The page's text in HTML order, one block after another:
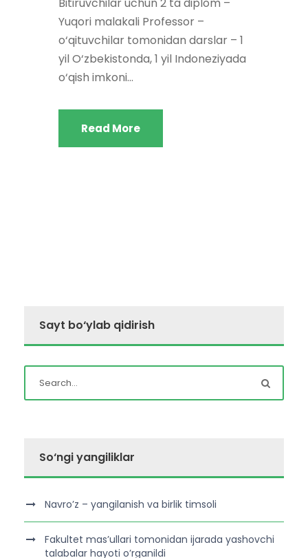
Yuqori malakali Professor –
o‘qituvchilar tomonidan darslar – 1
yil O‘zbekistonda, 1 yil Indoneziyada
o‘qish imkoni...
Read More
Sayt bo‘ylab qidirish
So‘ngi yangiliklar
Navro’z – yangilanish va birlik timsoli
Fakultet mas’ullari tomonidan ijarada yashovchi
talabalar hayoti o’rganildi